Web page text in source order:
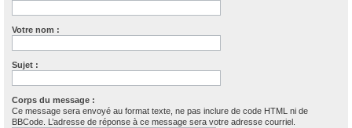
Votre nom :
Sujet :
Corps du message :
Ce message sera envoyé au format texte, ne pas inclure de code HTML ni de
BBCode. L’adresse de réponse à ce message sera votre adresse courriel.